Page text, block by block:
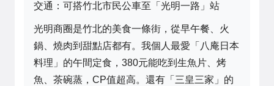
交通：可搭竹北市民公車至「光明一路」站
光明商圈是竹北的美食一條街，從早午餐、火
鍋、燒肉到甜點店都有。我個人最愛「八庵日本
料理」的午間定食，380元能吃到生魚片、烤
魚、茶碗蒸，CP值超高。還有「三皇三家」的